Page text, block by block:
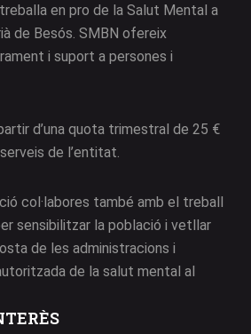
en pro de la Salut Mental a
de Besós. SMBN ofereix
i suport a persones i
d’una quota trimestral de 25 €
de l’entitat.
col·labores també amb el treball
sensibilitzar la població i vetllar
de les administracions i
de la salut mental al